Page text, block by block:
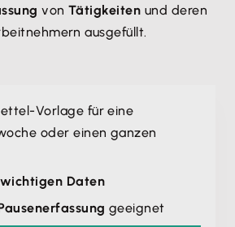
von Tätigkeiten und deren
ausgefüllt.
Vorlage für eine
oder einen ganzen
Daten
geeignet